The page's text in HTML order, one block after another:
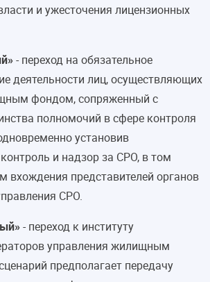
и ужесточения лицензионных
- переход на обязательное
деятельности лиц, осуществляющих
фондом, сопряженный с
полномочий в сфере контроля
установив
и надзор за СРО, в том
вхождения представителей органов
СРО.
- переход к институту
управления жилищным
предполагает передачу